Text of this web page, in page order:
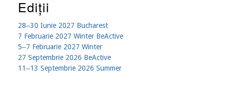
Ediții
28‒30 Iunie 2027 Bucharest
7 Februarie 2027 Winter BeActive
5‒7 Februarie 2027 Winter
27 Septembrie 2026 BeActive
11‒13 Septembrie 2026 Summer